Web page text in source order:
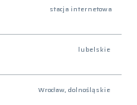
stacja internetowa
lubelskie
Wrocław, dolnośląskie